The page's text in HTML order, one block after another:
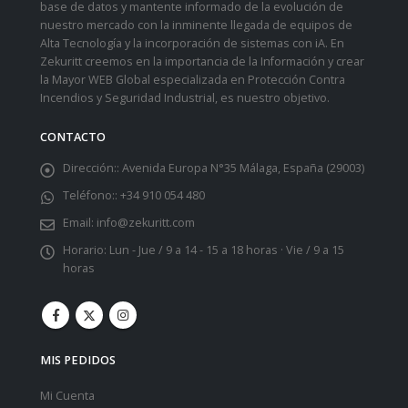
base de datos y mantente informado de la evolución de
nuestro mercado con la inminente llegada de equipos de
Alta Tecnología y la incorporación de sistemas con iA. En
Zekuritt creemos en la importancia de la Información y crear
la Mayor WEB Global especializada en Protección Contra
Incendios y Seguridad Industrial, es nuestro objetivo.
CONTACTO
Dirección:: Avenida Europa N°35 Málaga, España (29003)
Teléfono:: +34 910 054 480
Email: info@zekuritt.com
Horario: Lun - Jue / 9 a 14 - 15 a 18 horas · Vie / 9 a 15
horas
MIS PEDIDOS
Mi Cuenta